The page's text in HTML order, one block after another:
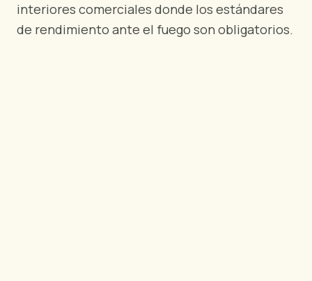
🇨🇦Canadá
🇦🇪Oriente Medio
interiores comerciales donde los estándares
de rendimiento ante el fuego son obligatorios.